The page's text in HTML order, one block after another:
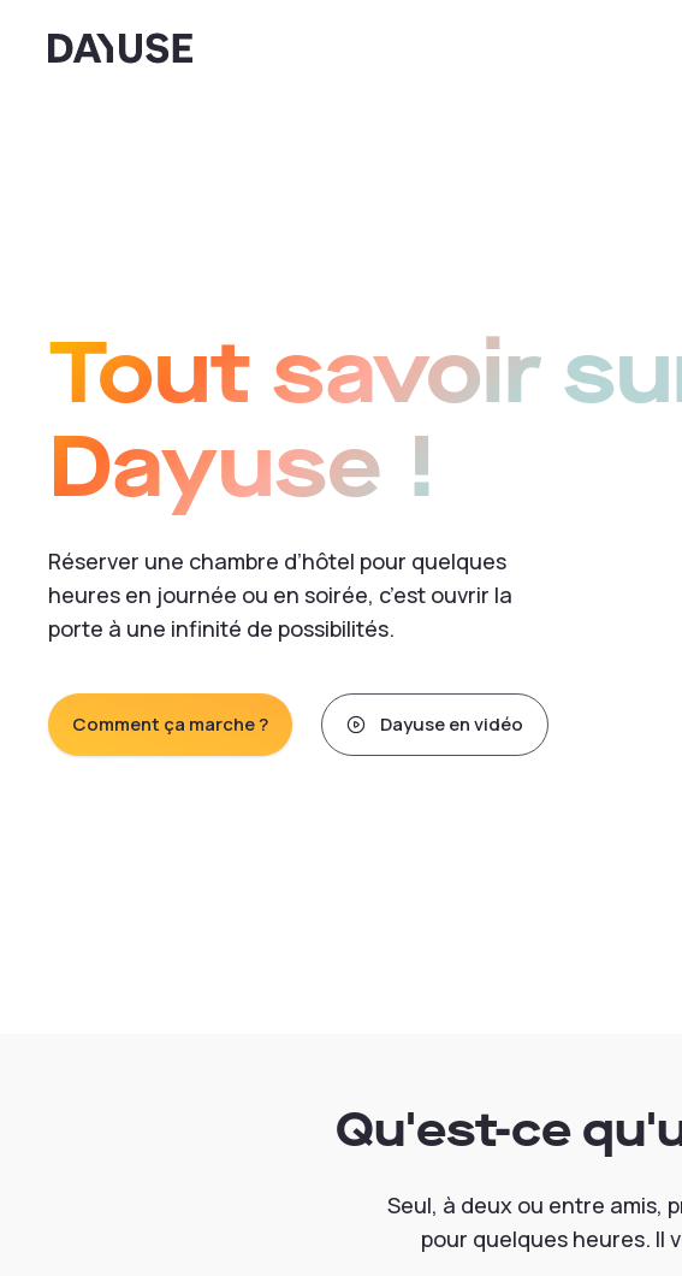
Dayuse
Tout savoir
Dayuse !
Réserver une chambre d’hôtel pour quelques
heures en journée ou en soirée, c’est ouvrir la
porte à une infinité de possibilités.
Comment ça marche ? Dayuse en vidéo
Qu'est-ce
Seul, à deux ou entre amis,
pour quelques heures. Il